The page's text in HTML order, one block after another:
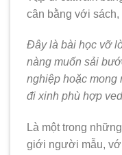
cân bằng với
Đây là bài học vỡ
nàng muốn sải
nghiệp hoặc mong
đi xinh phù hợp
Là một trong
giới người mẫu,